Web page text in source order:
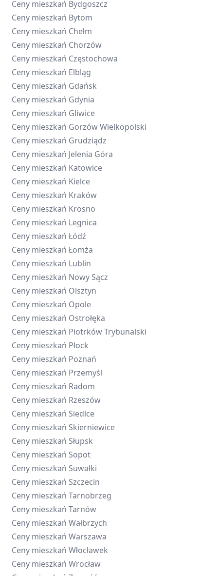
Ceny mieszkań Bydgoszcz
Ceny mieszkań Bytom
Ceny mieszkań Chełm
Ceny mieszkań Chorzów
Ceny mieszkań Częstochowa
Ceny mieszkań Elbląg
Ceny mieszkań Gdańsk
Ceny mieszkań Gdynia
Ceny mieszkań Gliwice
Ceny mieszkań Gorzów Wielkopolski
Ceny mieszkań Grudziądz
Ceny mieszkań Jelenia Góra
Ceny mieszkań Katowice
Ceny mieszkań Kielce
Ceny mieszkań Kraków
Ceny mieszkań Krosno
Ceny mieszkań Legnica
Ceny mieszkań Łódź
Ceny mieszkań Łomża
Ceny mieszkań Lublin
Ceny mieszkań Nowy Sącz
Ceny mieszkań Olsztyn
Ceny mieszkań Opole
Ceny mieszkań Ostrołęka
Ceny mieszkań Piotrków Trybunalski
Ceny mieszkań Płock
Ceny mieszkań Poznań
Ceny mieszkań Przemyśl
Ceny mieszkań Radom
Ceny mieszkań Rzeszów
Ceny mieszkań Siedlce
Ceny mieszkań Skierniewice
Ceny mieszkań Słupsk
Ceny mieszkań Sopot
Ceny mieszkań Suwałki
Ceny mieszkań Szczecin
Ceny mieszkań Tarnobrzeg
Ceny mieszkań Tarnów
Ceny mieszkań Wałbrzych
Ceny mieszkań Warszawa
Ceny mieszkań Włocławek
Ceny mieszkań Wrocław